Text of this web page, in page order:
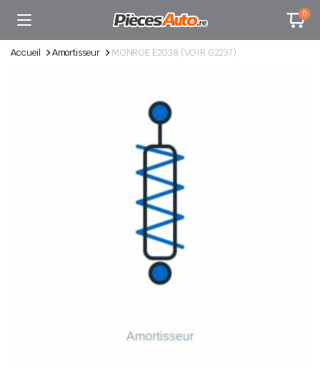
0
Accueil Amortisseur MONROE E2038 (VOIR G2237)